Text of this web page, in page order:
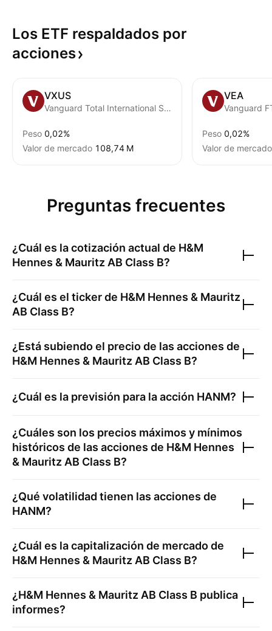
Los ETF respaldados por
acciones
VXUS
Vanguard Total International Stock ETF
Peso 0,02%
Valor de mercado ‪108,74 M‬
VEA
Peso 0,02%
Valor de mercado
Preguntas frecuentes
¿Cuál es la cotización actual de H&M
Hennes & Mauritz AB Class B?
¿Cuál es el ticker de H&M Hennes & Mauritz
AB Class B?
¿Está subiendo el precio de las acciones de
H&M Hennes & Mauritz AB Class B?
¿Cuál es la previsión para la acción HANM?
¿Cuáles son los precios máximos y mínimos
históricos de las acciones de H&M Hennes
& Mauritz AB Class B?
¿Qué volatilidad tienen las acciones de
HANM?
¿Cuál es la capitalización de mercado de
H&M Hennes & Mauritz AB Class B?
¿H&M Hennes & Mauritz AB Class B publica
informes?